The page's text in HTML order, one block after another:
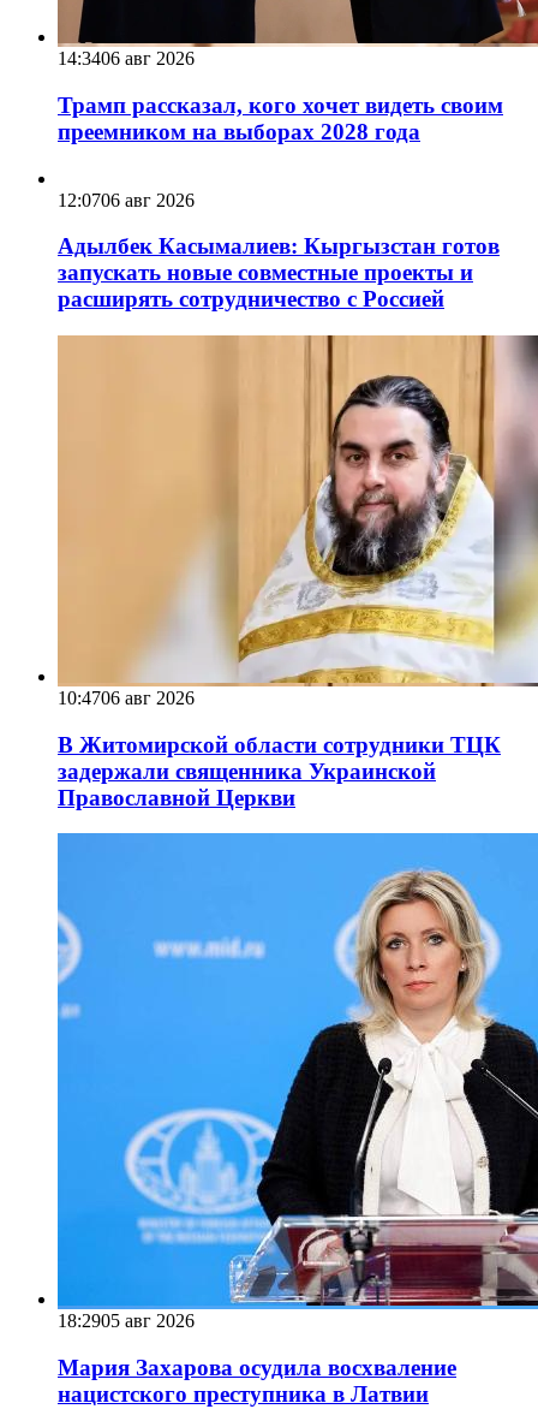
14:3406 авг 2026
Трамп рассказал, кого хочет видеть своим
преемником на выборах 2028 года
12:0706 авг 2026
Адылбек Касымалиев: Кыргызстан готов
запускать новые совместные проекты и
расширять сотрудничество с Россией
10:4706 авг 2026
В Житомирской области сотрудники ТЦК
задержали священника Украинской
Православной Церкви
18:2905 авг 2026
Мария Захарова осудила восхваление
нацистского преступника в Латвии